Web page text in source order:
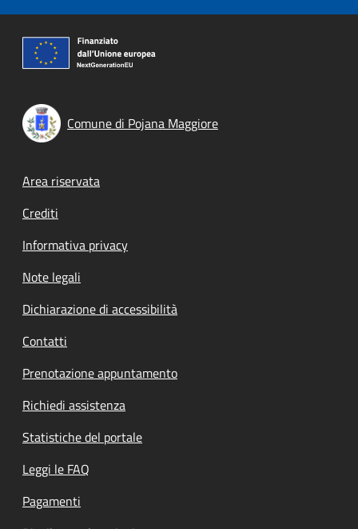
Comune di Pojana Maggiore
Footer menu
Area riservata
Crediti
Informativa privacy
Note legali
Dichiarazione di accessibilità
Contatti
Prenotazione appuntamento
Richiedi assistenza
Statistiche del portale
Leggi le FAQ
Pagamenti